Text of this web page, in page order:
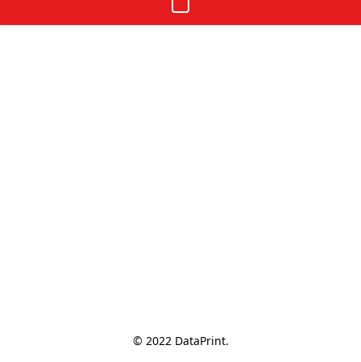
© 2022 DataPrint.